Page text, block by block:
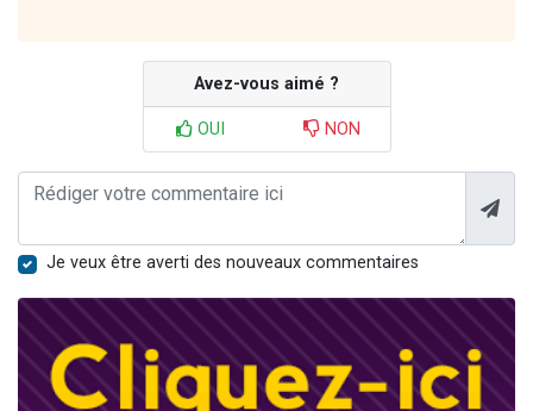
Avez-vous aimé ?
OUI NON
Je veux être averti des nouveaux commentaires